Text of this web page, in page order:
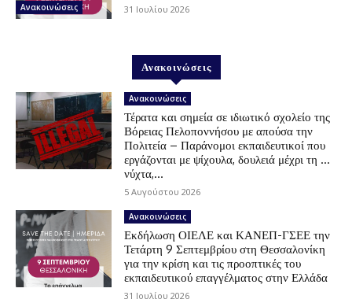
Ανακοινώσεις 31 Ιουλίου 2026
Ανακοινώσεις
Ανακοινώσεις
Τέρατα και σημεία σε ιδιωτικό σχολείο της
Βόρειας Πελοποννήσου με απούσα την
Πολιτεία – Παράνομοι εκπαιδευτικοί που
εργάζονται με ψίχουλα, δουλειά μέχρι τη …
νύχτα,...
5 Αυγούστου 2026
Ανακοινώσεις
Εκδήλωση ΟΙΕΛΕ και ΚΑΝΕΠ-ΓΣΕΕ την
Τετάρτη 9 Σεπτεμβρίου στη Θεσσαλονίκη
για την κρίση και τις προοπτικές του
εκπαιδευτικού επαγγέλματος στην Ελλάδα
31 Ιουλίου 2026